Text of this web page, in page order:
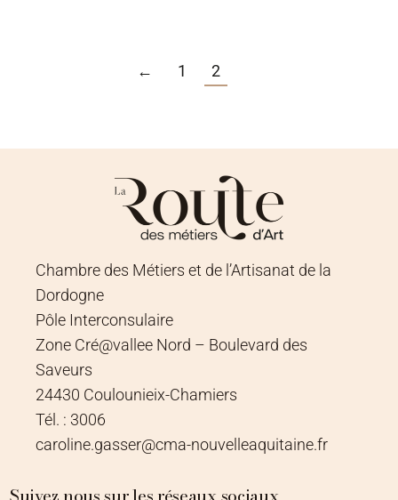
← 1 2
Chambre des Métiers et de l’Artisanat de la
Dordogne
Pôle Interconsulaire
Zone Cré@vallee Nord – Boulevard des
Saveurs
24430 Coulounieix-Chamiers
Tél. : 3006
caroline.gasser@cma-nouvelleaquitaine.fr